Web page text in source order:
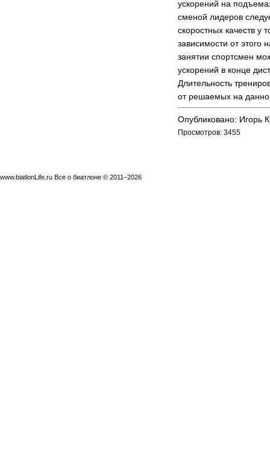
ускорений на
сменой лидеров
скоростных качеств у
зависимости от этого
занятии спортсмен
ускорений в конце
Длительность
от решаемых на
Опубликовано: Игорь
Просмотров: 3455
www.biatlonLife.ru Все о биатлоне © 2011–2026